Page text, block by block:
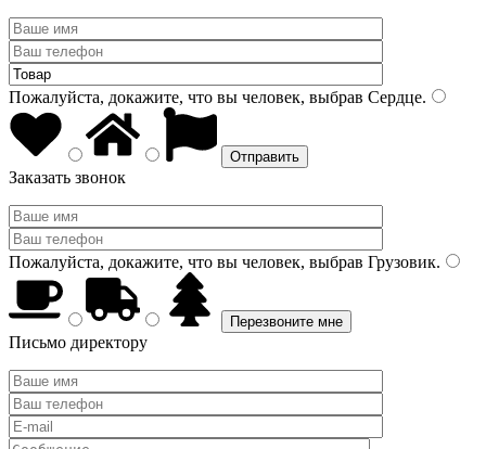
Пожалуйста, докажите, что вы человек, выбрав Сердце.
Заказать звонок
Пожалуйста, докажите, что вы человек, выбрав Грузовик.
Письмо директору